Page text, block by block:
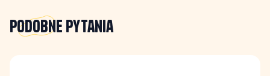
Podobne pytania